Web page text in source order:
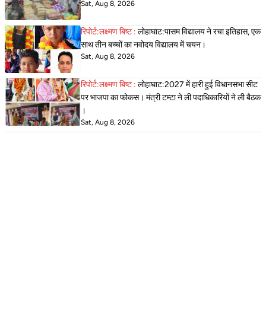
Sat, Aug 8, 2026
रिपोर्ट:लक्ष्मण बिष्ट : लोहाघाट:पासम विद्यालय ने रचा इतिहास, एक
साथ तीन बच्चों का नवोदय विद्यालय में चयन।
Sat, Aug 8, 2026
रिपोर्ट:लक्ष्मण बिष्ट : लोहाघाट:2027 में हारी हुई विधानसभा सीट
पर भाजपा का फोकस। मंत्री टम्टा ने ली पदाधिकारियों ने ली बैठक
।
Sat, Aug 8, 2026